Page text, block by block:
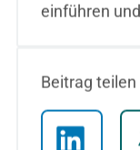
einführen
Beitrag teilen